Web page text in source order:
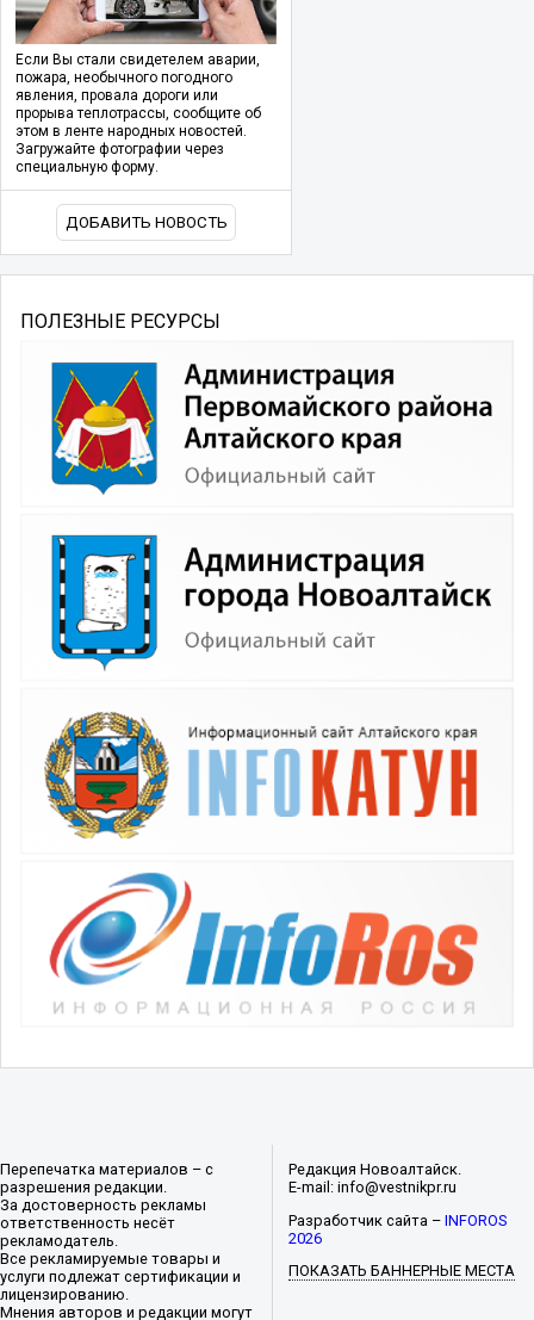
Если Вы стали свидетелем аварии,
пожара, необычного погодного
явления, провала дороги или
прорыва теплотрассы, сообщите об
этом в ленте народных новостей.
Загружайте фотографии через
специальную форму.
ДОБАВИТЬ НОВОСТЬ
ПОЛЕЗНЫЕ РЕСУРСЫ
Перепечатка материалов – с
разрешения редакции.
За достоверность рекламы
ответственность несёт
рекламодатель.
Все рекламируемые товары и
услуги подлежат сертификации и
лицензированию.
Мнения авторов и редакции могут
Редакция Новоалтайск.
E-mail: info@vestnikpr.ru
Разработчик сайта –INFOROS
2026
ПОКАЗАТЬ БАННЕРНЫЕ МЕСТА